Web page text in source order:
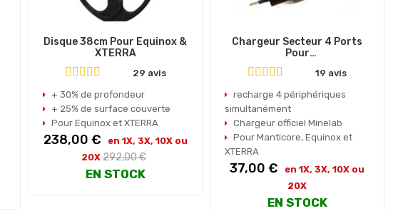
Disque 38cm Pour Equinox &
XTERRA
29 avis
+ 30% de profondeur
+ 25% de surface couverte
Pour Equinox et XTERRA
Prix
238,00 €
en 1X, 3X, 10X ou
20X Prix
habituel
292,00 €
EN STOCK
Chargeur Secteur 4 Ports
Pour
Equinox/XTERRA/Manticore
19 avis
recharge 4 périphériques
simultanément
Chargeur officiel Minelab
Pour Manticore, Equinox et
XTERRA
Prix
37,00 €
en 1X, 3X, 10X ou
20X
EN STOCK